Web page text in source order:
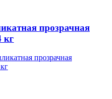
прозрачная
кг